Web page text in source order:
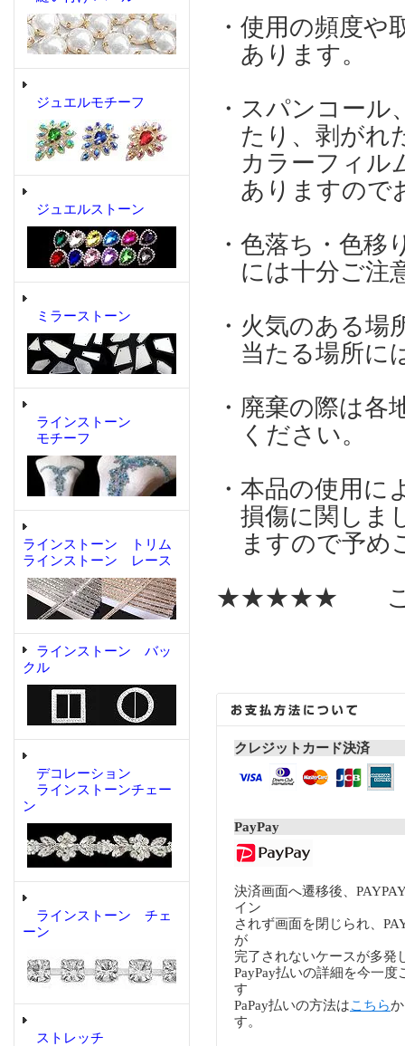
ジュエルモチーフ
ジュエルストーン
ミラーストーン
ラインストーン
モチーフ
ラインストーン トリム
ラインストーン レース
ラインストーン バッ
クル
デコレーション
ラインストーンチェー
ン
ラインストーン チェ
ーン
ストレッチ
・使用の頻度
あります。
・スパンコー
たり、剥がれ
カラーフィル
ありますので
・色落ち・色
には十分ご注
・火気のある場
当たる場所に
・廃棄の際は各
ください。
・本品の使用
損傷に関しま
ますので予め
★★★★★ こ
クレジットカード決済
PayPay
決済画面へ遷移後、
イン
されず画面を閉じられ、
が
完了されないケースが多発
PayPay払いの詳細を今一度
す
PaPay払いの方法はこちら
す。